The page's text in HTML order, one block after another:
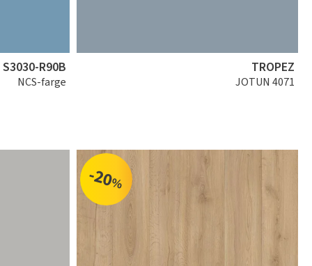
S3030-R90B
NCS-farge
TROPEZ
JOTUN 4071
-20%